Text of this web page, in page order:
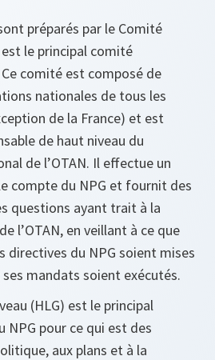
préparés par le Comité
le principal comité
comité est composé de
nationales de tous les
de la France) et est
de haut niveau du
de l’OTAN. Il effectue un
compte du NPG et fournit des
questions ayant trait à la
l’OTAN, en veillant à ce que
directives du NPG soient mises
mandats soient exécutés.
(HLG) est le principal
pour ce qui est des
aux plans et à la